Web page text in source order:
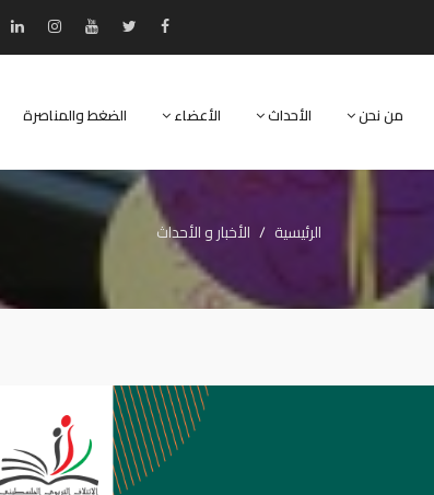
من نحن الأحداث الأعضاء الضغط والمناصرة
الرئيسية الأخبار و الأحداث